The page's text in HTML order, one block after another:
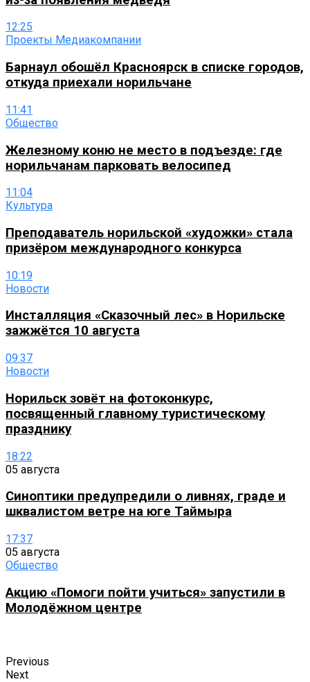
12:25
Проекты Медиакомпании
Барнаул обошёл Красноярск в списке городов,
откуда приехали норильчане
11:41
Общество
Железному коню не место в подъезде: где
норильчанам парковать велосипед
11:04
Культура
Преподаватель норильской «художки» стала
призёром международного конкурса
10:19
Новости
Инсталляция «Сказочный лес» в Норильске
зажжётся 10 августа
09:37
Новости
Норильск зовёт на фотоконкурс,
посвященный главному туристическому
празднику
18:22
05 августа
Синоптики предупредили о ливнях, граде и
шквалистом ветре на юге Таймыра
17:37
05 августа
Общество
Акцию «Помоги пойти учиться» запустили в
Молодёжном центре
Previous
Next